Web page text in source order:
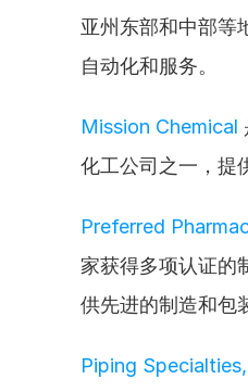
亚州东部和中部等
自动化和服务。
Mission Chemical
化工公司之一，提
Preferred
家获得多项认证的
供先进的制造和包
Piping